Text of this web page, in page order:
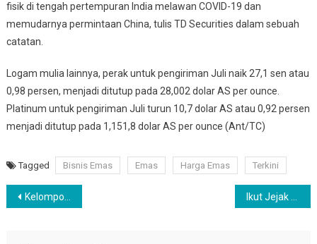
fisik di tengah pertempuran India melawan COVID-19 dan
memudarnya permintaan China, tulis TD Securities dalam sebuah
catatan.
Logam mulia lainnya, perak untuk pengiriman Juli naik 27,1 sen atau
0,98 persen, menjadi ditutup pada 28,002 dolar AS per ounce.
Platinum untuk pengiriman Juli turun 10,7 dolar AS atau 0,92 persen
menjadi ditutup pada 1,151,8 dolar AS per ounce (Ant/TC)
Tagged Bisnis Emas Emas Harga Emas Terkini
Navigasi
Kelompok Usia di Atas 18 tahun Akan Vaksin COVID-19